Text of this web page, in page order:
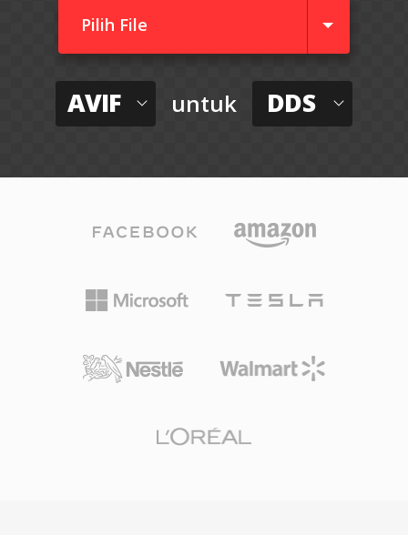
Pilih File
AVIF untuk DDS